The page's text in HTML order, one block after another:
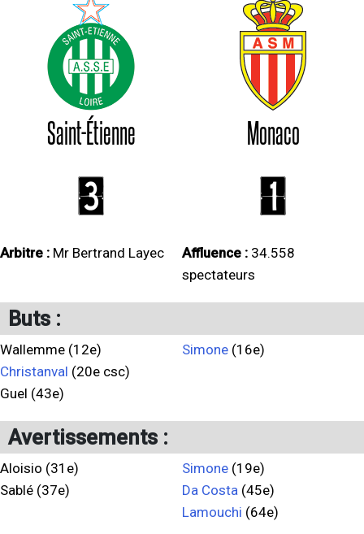
Saint-Étienne Monaco
3 1
Arbitre : Mr Bertrand Layec Affluence : 34.558
spectateurs
Buts :
Wallemme (12e)
Christanval (20e csc)
Guel (43e)
Simone (16e)
Avertissements :
Aloisio (31e)
Sablé (37e)
Simone (19e)
Da Costa (45e)
Lamouchi (64e)